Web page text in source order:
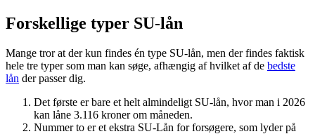
Forskellige typer SU-lån
Mange tror at der kun findes én type SU-lån, men der findes faktisk
hele tre typer som man kan søge, afhængig af hvilket af de bedste
lån der passer dig.
Det første er bare et helt almindeligt SU-lån, hvor man i 2026
kan låne 3.116 kroner om måneden.
Nummer to er et ekstra SU-Lån for forsøgere, som lyder på